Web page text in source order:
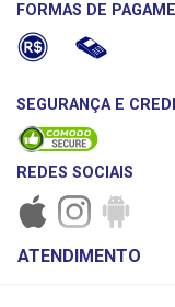
FORMAS DE
SEGURANÇA E
REDES SOCIAIS
PAGAMENTO
ATENDIMENTO